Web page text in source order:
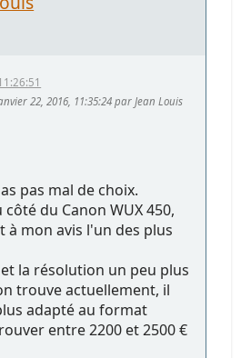
22, 2016, 11:35:24 par Jean Louis
pas mal de choix.
du Canon WUX 450,
à mon avis l'un des plus
la résolution un peu plus
trouve actuellement, il
adapté au format
entre 2200 et 2500 €